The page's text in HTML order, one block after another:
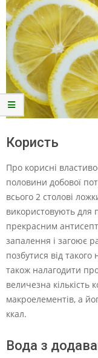
Користь
Про корисні
половини добової
всього 2 столові
використовують для
прекрасним
запалення і загоює
позбутися від
також налагодити
величезна кількість
макроелементів, а
ккал.
Вода з